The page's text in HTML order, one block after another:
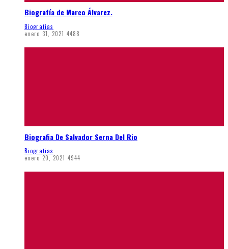
Biografía de Marco Álvarez.
Biografias
enero 31, 2021 4488
Biografia De Salvador Serna Del Rio
Biografias
enero 20, 2021 4944